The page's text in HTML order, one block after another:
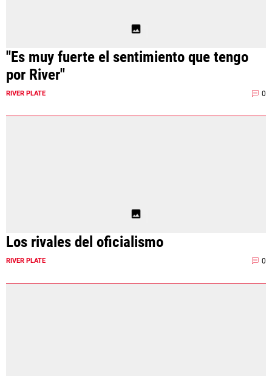
"Es muy fuerte el sentimiento que tengo
por River"
RIVER PLATE 0
Los rivales del oficialismo
RIVER PLATE 0